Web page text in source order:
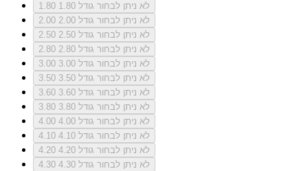
1.80
לא ניתן לבחור גודל 1.80
2.00
לא ניתן לבחור גודל 2.00
2.50
לא ניתן לבחור גודל 2.50
2.80
לא ניתן לבחור גודל 2.80
3.00
לא ניתן לבחור גודל 3.00
3.50
לא ניתן לבחור גודל 3.50
3.60
לא ניתן לבחור גודל 3.60
3.80
לא ניתן לבחור גודל 3.80
4.00
לא ניתן לבחור גודל 4.00
4.10
לא ניתן לבחור גודל 4.10
4.20
לא ניתן לבחור גודל 4.20
4.30
לא ניתן לבחור גודל 4.30